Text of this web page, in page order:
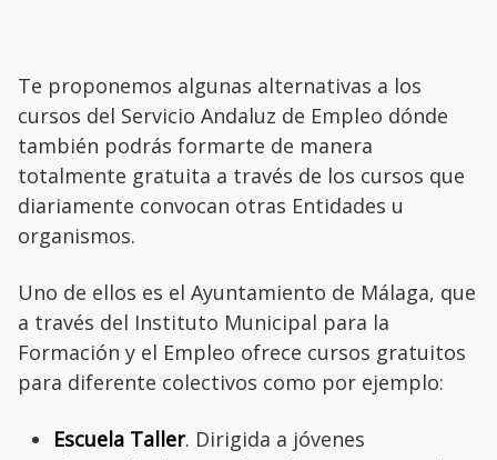
Te proponemos algunas alternativas a los
cursos del Servicio Andaluz de Empleo dónde
también podrás formarte de manera
totalmente gratuita a través de los cursos que
diariamente convocan otras Entidades u
organismos.
Uno de ellos es el Ayuntamiento de Málaga, que
a través del Instituto Municipal para la
Formación y el Empleo ofrece cursos gratuitos
para diferente colectivos como por ejemplo:
Escuela Taller. Dirigida a jóvenes